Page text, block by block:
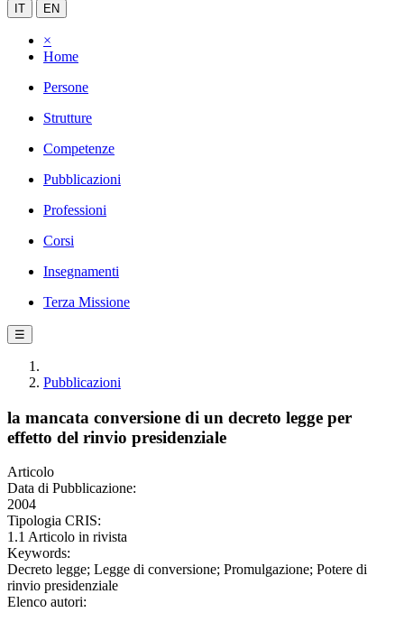
IT EN
×
Home
Persone
Strutture
Competenze
Pubblicazioni
Professioni
Corsi
Insegnamenti
Terza Missione
☰
Pubblicazioni
la mancata conversione di un decreto legge per
effetto del rinvio presidenziale
Articolo
Data di Pubblicazione:
2004
Tipologia CRIS:
1.1 Articolo in rivista
Keywords:
Decreto legge; Legge di conversione; Promulgazione; Potere di
rinvio presidenziale
Elenco autori: